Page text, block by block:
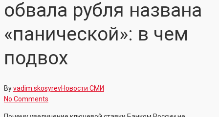
обвала рубля названа
«панической»: в чем
подвох
Byvadim.skosyrevНовости СМИ
No Comments